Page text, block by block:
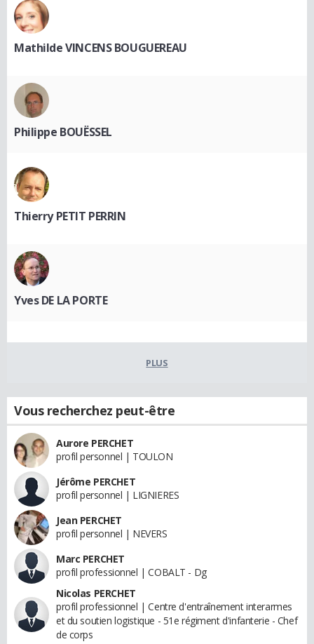
Mathilde VINCENS BOUGUEREAU
Philippe BOUËSSEL
Thierry PETIT PERRIN
Yves DE LA PORTE
PLUS
Vous recherchez peut-être
Aurore PERCHET
profil personnel | TOULON
Jérôme PERCHET
profil personnel | LIGNIERES
Jean PERCHET
profil personnel | NEVERS
Marc PERCHET
profil professionnel | COBALT - Dg
Nicolas PERCHET
profil professionnel | Centre d'entraînement interarmes
et du soutien logistique - 51e régiment d'infanterie - Chef
de corps